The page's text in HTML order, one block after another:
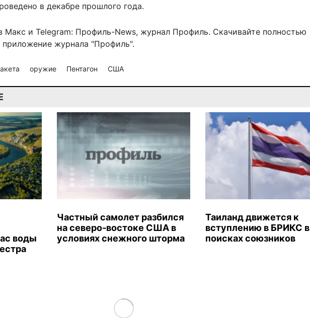
в декабре прошлого года.
Макс и Telegram: Профиль-News, журнал Профиль. Скачивайте полностью
приложение журнала "Профиль".
оружие Пентагон США
воды
Частный самолет разбился
на северо-востоке США в
условиях снежного шторма
Таиланд движется к
вступлению в БРИКС в
поисках союзников
Load More